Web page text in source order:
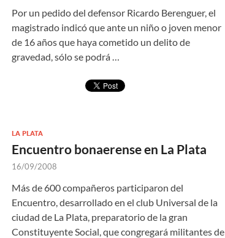
Por un pedido del defensor Ricardo Berenguer, el
magistrado indicó que ante un niño o joven menor
de 16 años que haya cometido un delito de
gravedad, sólo se podrá …
LA PLATA
Encuentro bonaerense en La Plata
16/09/2008
Más de 600 compañeros participaron del
Encuentro, desarrollado en el club Universal de la
ciudad de La Plata, preparatorio de la gran
Constituyente Social, que congregará militantes de